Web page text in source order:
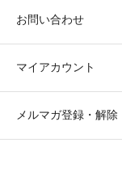
お問い合わせ
マイアカウント
メルマガ登録・解除